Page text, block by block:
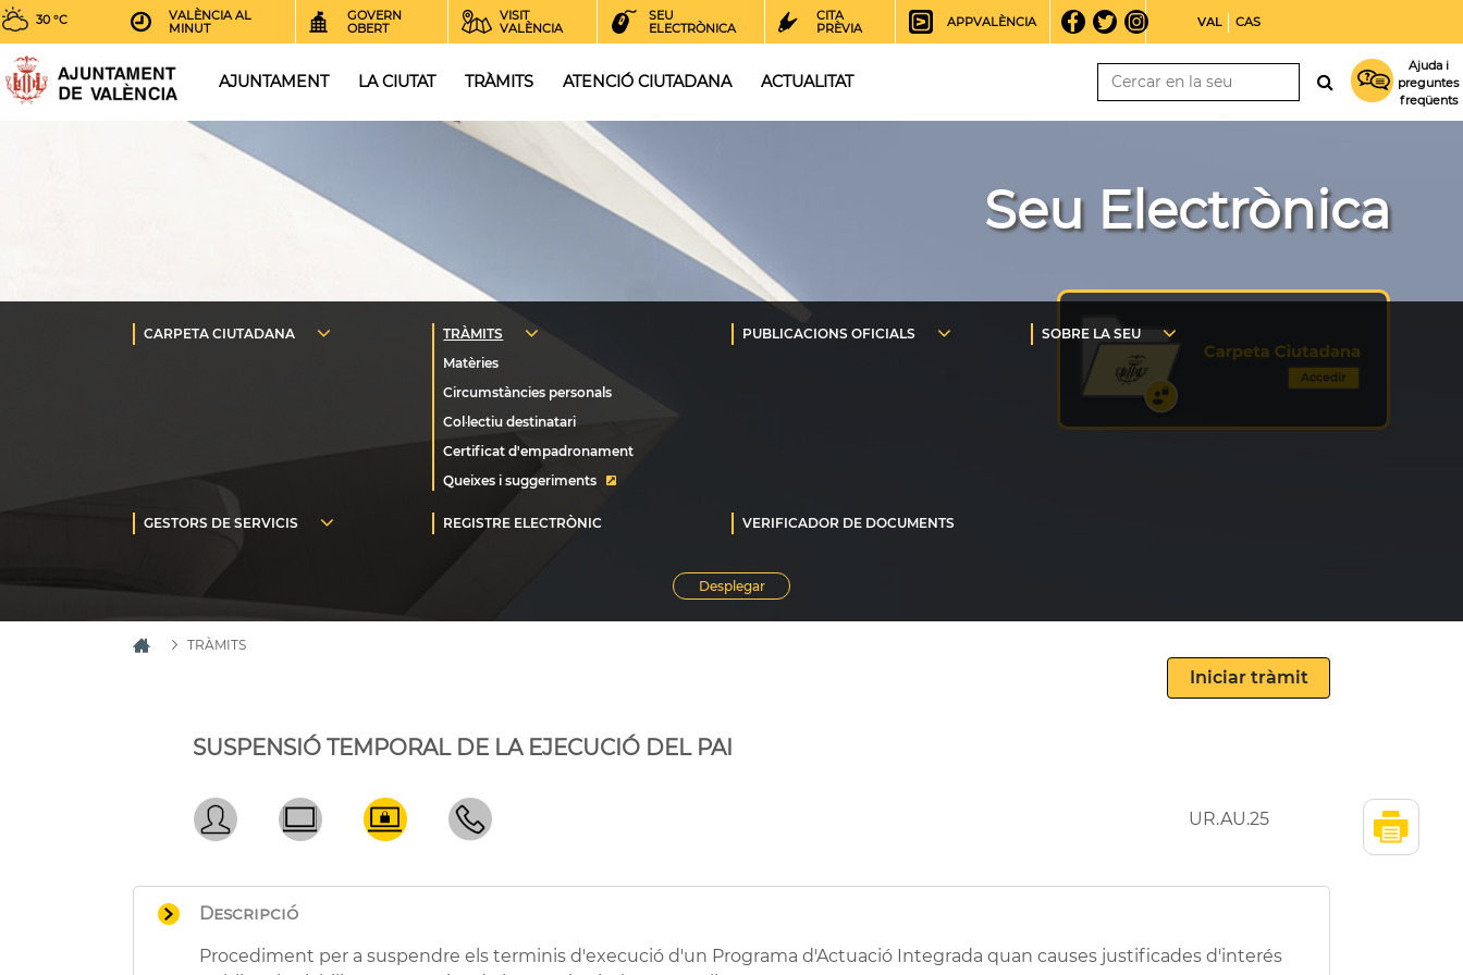
30 °C
VALÈNCIA AL
MINUT
GOVERN
OBERT
VISIT
VALÈNCIA
SEU
ELECTRÒNICA
CITA
PRÈVIA
APPVALÈNCIA VAL CAS
AJUNTAMENT LA CIUTAT TRÀMITS ATENCIÓ CIUTADANA ACTUALITAT
Ajuda i
preguntes
freqüents
Seu Electrònica
Queixes i suggeriments
TRÀMITS
SUSPENSIÓ TEMPORAL DE LA EJECUCIÓ DEL PAI
UR.AU.25
Descripció
Procediment per a suspendre els terminis d'execució d'un Programa d'Actuació Integrada quan causes justificades d'interés